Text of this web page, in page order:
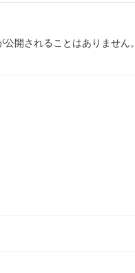
公開されることはありません。